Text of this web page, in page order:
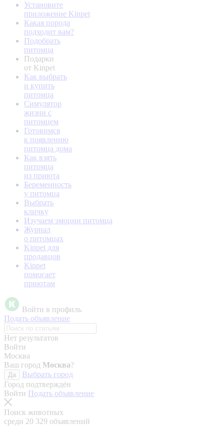
Установите
приложение Kinpet
Какая порода
подходит вам?
Подобрать
питомца
Подарки
от Kinpet
Как выбрать
и купить
питомца
Симулятор
жизни с
питомцем
Готовимся
к появлению
питомца дома
Как взять
питомца
из приюта
Беременность
у питомца
Выбрать
кличку
Изучаем эмоции питомца
Журнал
о питомцах
Kinpet для
продавцов
Kinpet
помогает
приютам
Войти в профиль
Подать объявление
Нет результатов
Войти
Москва
Ваш город Москва?
Да
Выбрать город
Город подтверждён
Войти Подать объявление
Поиск животных
среди 20 329 объявлений